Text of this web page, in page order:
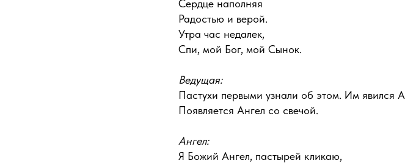
Сердце наполняя
Радостью и верой.
Утра час недалек,
Спи, мой Бог, мой Сынок.
Ведущая:
Пастухи первыми узнали об этом. Им явился
Появляется Ангел со свечой.
Ангел:
Я Божий Ангел, пастырей кликаю,